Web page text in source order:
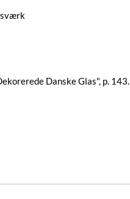
Danske Glas", p. 143.